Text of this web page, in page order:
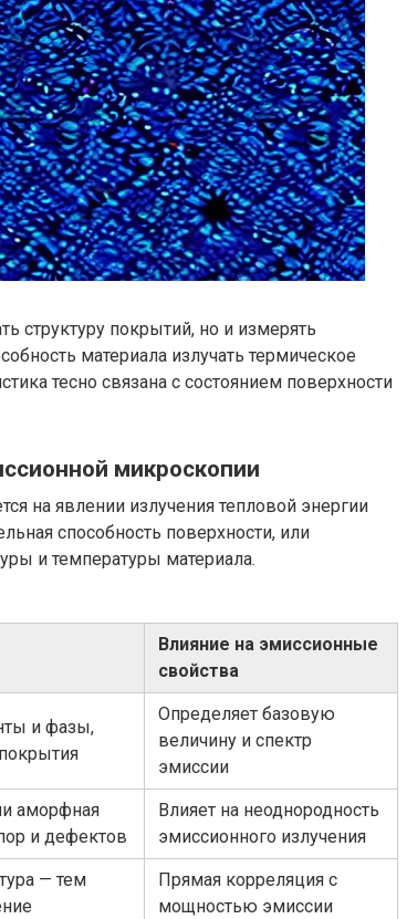
структуру покрытий, но и измерять
материала излучать термическое
тесно связана с состоянием поверхности
микроскопии
на явлении излучения тепловой энергии
способность поверхности, или
и температуры материала.
Влияние на эмиссионные
свойства
и фазы,
Определяет базовую
величину и спектр
эмиссии
аморфная
и дефектов
Влияет на неоднородность
эмиссионного излучения
— тем
Прямая корреляция с
мощностью эмиссии